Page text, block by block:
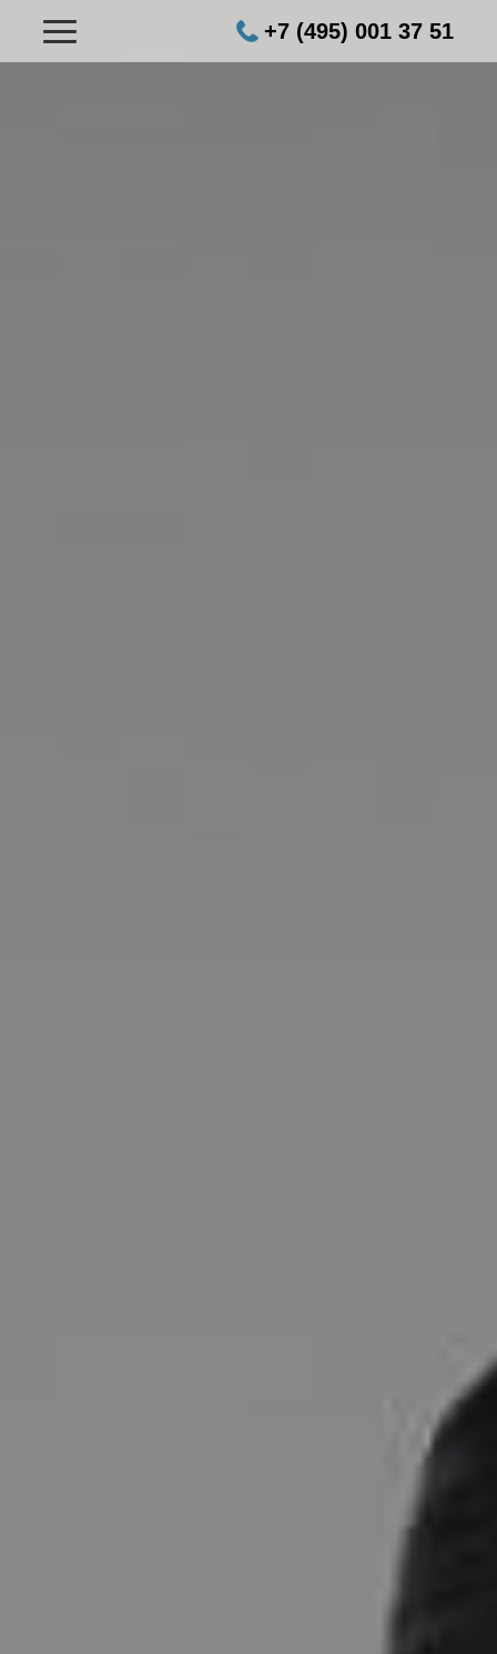
+7 (495) 001 37 51